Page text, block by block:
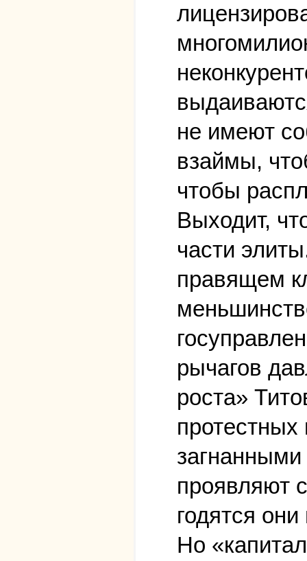
не имеют
взаймы,
чтобы
Выходит,
части
правящем
рычагов
роста»
проявляют
годятся
Но